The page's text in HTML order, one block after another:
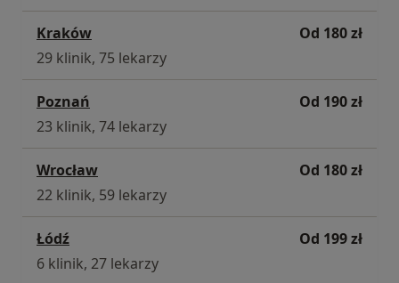
Kraków
Od 180 zł
29 klinik, 75 lekarzy
Poznań
Od 190 zł
23 klinik, 74 lekarzy
Wrocław
Od 180 zł
22 klinik, 59 lekarzy
Łódź
Od 199 zł
6 klinik, 27 lekarzy